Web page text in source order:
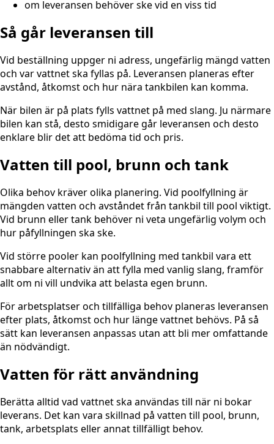
om leveransen behöver ske vid en viss tid
Så går leveransen till
Vid beställning uppger ni adress, ungefärlig mängd vatten
och var vattnet ska fyllas på. Leveransen planeras efter
avstånd, åtkomst och hur nära tankbilen kan komma.
När bilen är på plats fylls vattnet på med slang. Ju närmare
bilen kan stå, desto smidigare går leveransen och desto
enklare blir det att bedöma tid och pris.
Vatten till pool, brunn och tank
Olika behov kräver olika planering. Vid poolfyllning är
mängden vatten och avståndet från tankbil till pool viktigt.
Vid brunn eller tank behöver ni veta ungefärlig volym och
hur påfyllningen ska ske.
Vid större pooler kan poolfyllning med tankbil vara ett
snabbare alternativ än att fylla med vanlig slang, framför
allt om ni vill undvika att belasta egen brunn.
För arbetsplatser och tillfälliga behov planeras leveransen
efter plats, åtkomst och hur länge vattnet behövs. På så
sätt kan leveransen anpassas utan att bli mer omfattande
än nödvändigt.
Vatten för rätt användning
Berätta alltid vad vattnet ska användas till när ni bokar
leverans. Det kan vara skillnad på vatten till pool, brunn,
tank, arbetsplats eller annat tillfälligt behov.